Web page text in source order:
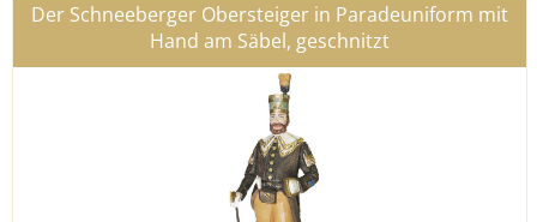
Der Schneeberger Obersteiger in Paradeuniform mit
Hand am Säbel, geschnitzt